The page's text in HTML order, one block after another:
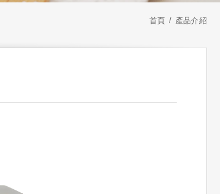
首頁 產品介紹